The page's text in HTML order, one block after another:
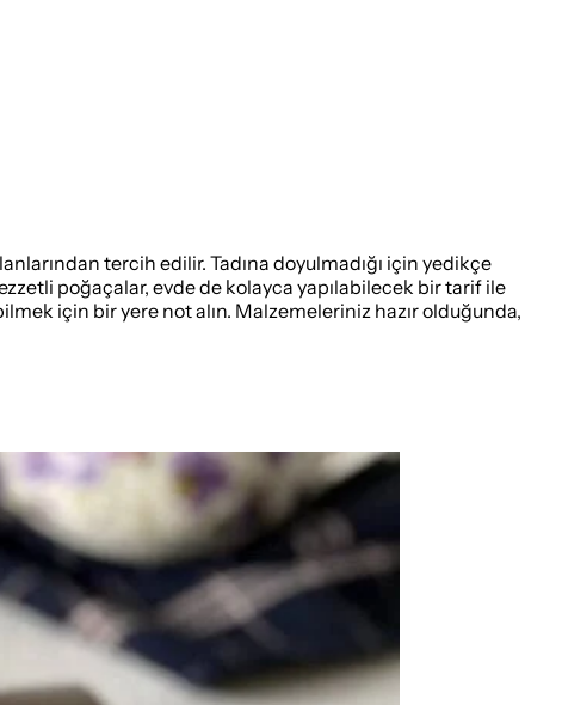
tercih edilir. Tadına doyulmadığı için yedikçe
poğaçalar, evde de kolayca yapılabilecek bir tarif ile
için bir yere not alın. Malzemeleriniz hazır olduğunda,